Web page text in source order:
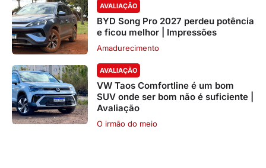
AVALIAÇÃO
BYD Song Pro 2027 perdeu potência
e ficou melhor | Impressões
Amadurecimento
AVALIAÇÃO
VW Taos Comfortline é um bom
SUV onde ser bom não é suficiente |
Avaliação
O irmão do meio